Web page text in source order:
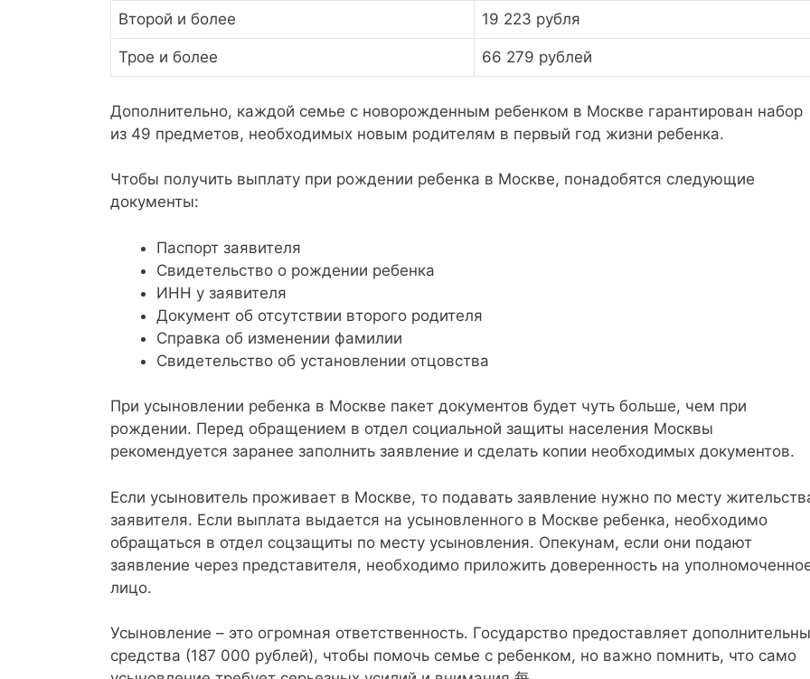
Второй и более 19 223 рубля
Трое и более 66 279 рублей
Дополнительно, каждой семье с новорожденным ребенком в Москве гарантирован набор
из 49 предметов, необходимых новым родителям в первый год жизни ребенка.
Чтобы получить выплату при рождении ребенка в Москве, понадобятся следующие
документы:
Паспорт заявителя
Свидетельство о рождении ребенка
ИНН у заявителя
Документ об отсутствии второго родителя
Справка об изменении фамилии
Свидетельство об установлении отцовства
При усыновлении ребенка в Москве пакет документов будет чуть больше, чем при
рождении. Перед обращением в отдел социальной защиты населения Москвы
рекомендуется заранее заполнить заявление и сделать копии необходимых документов.
Если усыновитель проживает в Москве, то подавать заявление нужно по месту
заявителя. Если выплата выдается на усыновленного в Москве ребенка, необходимо
обращаться в отдел соцзащиты по месту усыновления. Опекунам, если они подают
заявление через представителя, необходимо приложить доверенность на
лицо.
Усыновление – это огромная ответственность. Государство предоставляет
средства (187 000 рублей), чтобы помочь семье с ребенком, но важно помнить, что само